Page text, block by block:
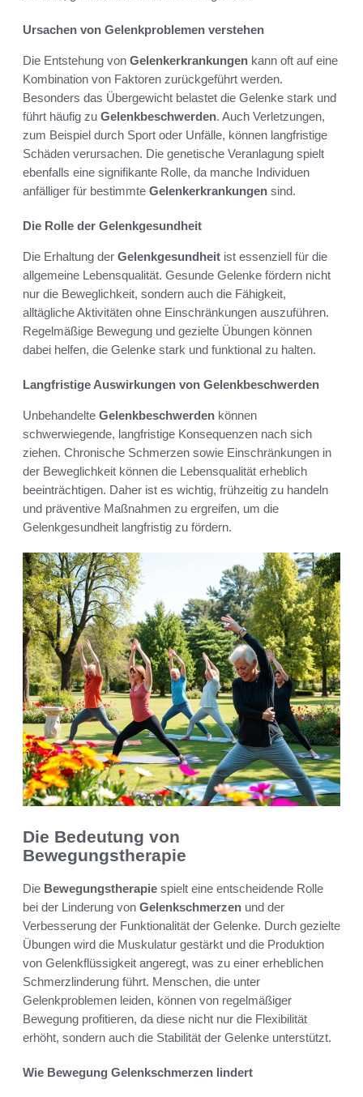
Ursachen von Gelenkproblemen verstehen
Die Entstehung von Gelenkerkrankungen kann oft auf eine
Kombination von Faktoren zurückgeführt werden.
Besonders das Übergewicht belastet die Gelenke stark und
führt häufig zu Gelenkbeschwerden. Auch Verletzungen,
zum Beispiel durch Sport oder Unfälle, können langfristige
Schäden verursachen. Die genetische Veranlagung spielt
ebenfalls eine signifikante Rolle, da manche Individuen
anfälliger für bestimmte Gelenkerkrankungen sind.
Die Rolle der Gelenkgesundheit
Die Erhaltung der Gelenkgesundheit ist essenziell für die
allgemeine Lebensqualität. Gesunde Gelenke fördern nicht
nur die Beweglichkeit, sondern auch die Fähigkeit,
alltägliche Aktivitäten ohne Einschränkungen auszuführen.
Regelmäßige Bewegung und gezielte Übungen können
dabei helfen, die Gelenke stark und funktional zu halten.
Langfristige Auswirkungen von Gelenkbeschwerden
Unbehandelte Gelenkbeschwerden können
schwerwiegende, langfristige Konsequenzen nach sich
ziehen. Chronische Schmerzen sowie Einschränkungen in
der Beweglichkeit können die Lebensqualität erheblich
beeinträchtigen. Daher ist es wichtig, frühzeitig zu handeln
und präventive Maßnahmen zu ergreifen, um die
Gelenkgesundheit langfristig zu fördern.
Die Bedeutung von
Bewegungstherapie
Die Bewegungstherapie spielt eine entscheidende Rolle
bei der Linderung von Gelenkschmerzen und der
Verbesserung der Funktionalität der Gelenke. Durch gezielte
Übungen wird die Muskulatur gestärkt und die Produktion
von Gelenkflüssigkeit angeregt, was zu einer erheblichen
Schmerzlinderung führt. Menschen, die unter
Gelenkproblemen leiden, können von regelmäßiger
Bewegung profitieren, da diese nicht nur die Flexibilität
erhöht, sondern auch die Stabilität der Gelenke unterstützt.
Wie Bewegung Gelenkschmerzen lindert